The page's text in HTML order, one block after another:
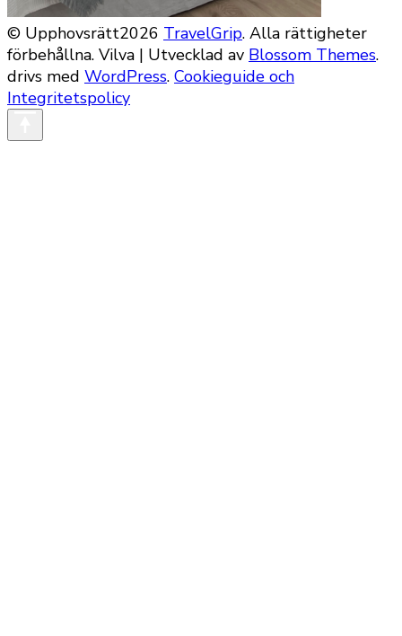
© Upphovsrätt2026 TravelGrip. Alla rättigheter
förbehållna. Vilva | Utvecklad av Blossom Themes.
drivs med WordPress. Cookieguide och
Integritetspolicy